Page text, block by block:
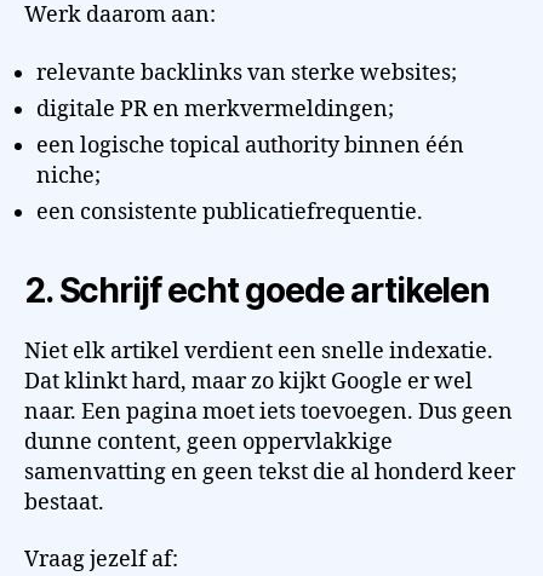
Werk daarom aan:
relevante backlinks van sterke websites;
digitale PR en merkvermeldingen;
een logische topical authority binnen één
niche;
een consistente publicatiefrequentie.
2. Schrijf echt goede artikelen
Niet elk artikel verdient een snelle indexatie.
Dat klinkt hard, maar zo kijkt Google er wel
naar. Een pagina moet iets toevoegen. Dus geen
dunne content, geen oppervlakkige
samenvatting en geen tekst die al honderd keer
bestaat.
Vraag jezelf af: